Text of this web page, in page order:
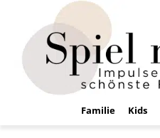
Familie Kids